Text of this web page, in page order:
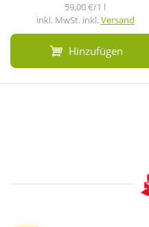
59,00 €/1 l
inkl. MwSt. inkl.Versand
Hinzufügen